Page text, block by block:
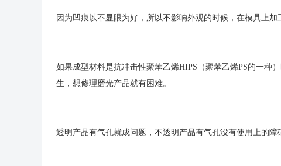
因为凹痕以不显眼为好，所以不影响外观的时候，在模具上加
如果成型材料是抗冲击性聚苯乙烯HIPS（聚苯乙烯PS的一种
生，想修理磨光产品就有困难。
透明产品有气孔就成问题，不透明产品有气孔没有使用上的障